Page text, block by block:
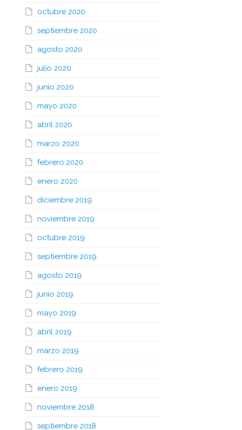
octubre 2020
septiembre 2020
agosto 2020
julio 2020
junio 2020
mayo 2020
abril 2020
marzo 2020
febrero 2020
enero 2020
diciembre 2019
noviembre 2019
octubre 2019
septiembre 2019
agosto 2019
junio 2019
mayo 2019
abril 2019
marzo 2019
febrero 2019
enero 2019
noviembre 2018
septiembre 2018